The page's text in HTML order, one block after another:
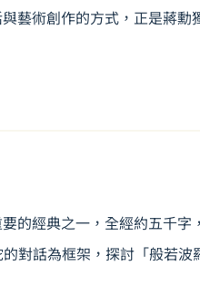
藝術創作的方式，正是蔣勳
的經典之一，全經約五千字
對話為框架，探討「般若